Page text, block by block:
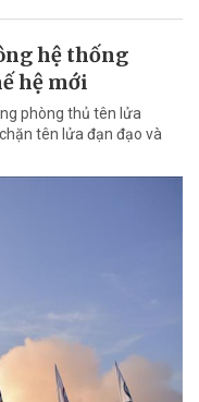
hệ thống
hệ mới
phòng thủ tên lửa
tên lửa đạn đạo và